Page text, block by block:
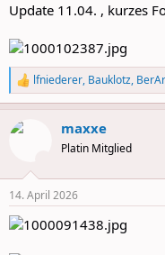
Update 11.04. , kurzes
R
e
a
c
s
:
lfniederer, Bauklotz,
maxxe
Platin Mitglied
14. April 2026